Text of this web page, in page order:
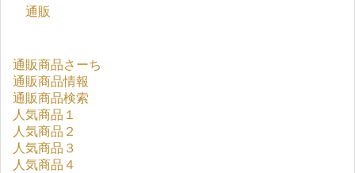
通販
通販商品さーち
通販商品情報
通販商品検索
人気商品１
人気商品２
人気商品３
人気商品４